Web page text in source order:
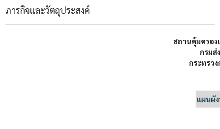
ภารกิจและวัตถุประสงค์
สถานคุ้มครอ
กรม
กระทรว